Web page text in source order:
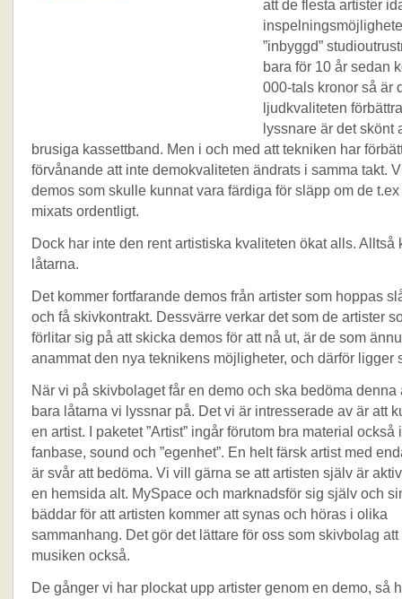
att de flesta artister
”inbyggd”
bara för 10 år sedan
000-tals kronor så är
ljudkvaliteten
lyssnare är det skönt
brusiga kassettband. Men i och med att tekniken har
förvånande att inte demokvaliteten ändrats i samma takt.
demos som skulle kunnat vara färdiga för släpp om de
mixats ordentligt.
Dock har inte den rent artistiska kvaliteten ökat alls. Alltså
låtarna.
Det kommer fortfarande demos från artister som hoppas
och få skivkontrakt. Dessvärre verkar det som de artister
förlitar sig på att skicka demos för att nå ut, är de som
anammat den nya teknikens möjligheter, och därför ligger
När vi på skivbolaget får en demo och ska bedöma denna
bara låtarna vi lyssnar på. Det vi är intresserade av är att
en artist. I paketet ”Artist” ingår förutom bra material också
fanbase, sound och ”egenhet”. En helt färsk artist med
är svår att bedöma. Vi vill gärna se att artisten själv är
en hemsida alt. MySpace och marknadsför sig själv och
bäddar för att artisten kommer att synas och höras i olika
sammanhang. Det gör det lättare för oss som skivbolag att
musiken också.
De gånger vi har plockat upp artister genom en demo, så